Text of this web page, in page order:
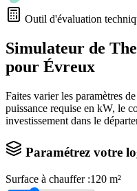
Outil d'évaluation
Simulateur de
pour Évreux
Faites varier les paramètres
puissance requise en kW, le
investissement dans le
Paramétrez votre
Surface à chauffer :120 m²